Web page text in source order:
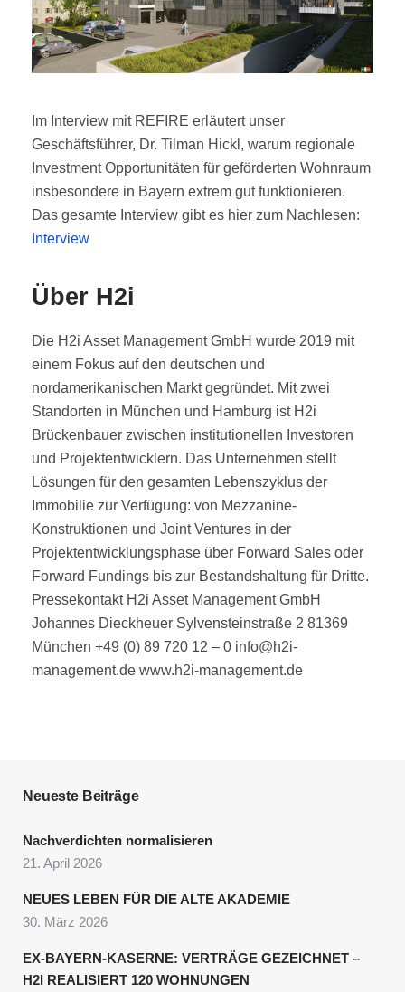
Im Interview mit REFIRE erläutert unser
Geschäftsführer, Dr. Tilman Hickl, warum regionale
Investment Opportunitäten für geförderten Wohnraum
insbesondere in Bayern extrem gut funktionieren.
Das gesamte Interview gibt es hier zum Nachlesen:
Interview
Über H2i
Die H2i Asset Management GmbH wurde 2019 mit
einem Fokus auf den deutschen und
nordamerikanischen Markt gegründet. Mit zwei
Standorten in München und Hamburg ist H2i
Brückenbauer zwischen institutionellen Investoren
und Projektentwicklern. Das Unternehmen stellt
Lösungen für den gesamten Lebenszyklus der
Immobilie zur Verfügung: von Mezzanine-
Konstruktionen und Joint Ventures in der
Projektentwicklungsphase über Forward Sales oder
Forward Fundings bis zur Bestandshaltung für Dritte.
Pressekontakt H2i Asset Management GmbH
Johannes Dieckheuer Sylvensteinstraße 2 81369
München +49 (0) 89 720 12 – 0 info@h2i-
management.de www.h2i-management.de
Neueste Beiträge
Nachverdichten normalisieren
21. April 2026
NEUES LEBEN FÜR DIE ALTE AKADEMIE
30. März 2026
EX-BAYERN-KASERNE: VERTRÄGE GEZEICHNET –
H2I REALISIERT 120 WOHNUNGEN